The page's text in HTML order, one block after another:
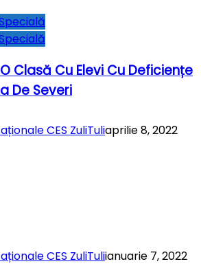
Clasă Cu Elevi Cu Deficiențe
De Severi
CES ZuliTuliaprilie 8, 2022
CES ZuliTuliianuarie 7, 2022